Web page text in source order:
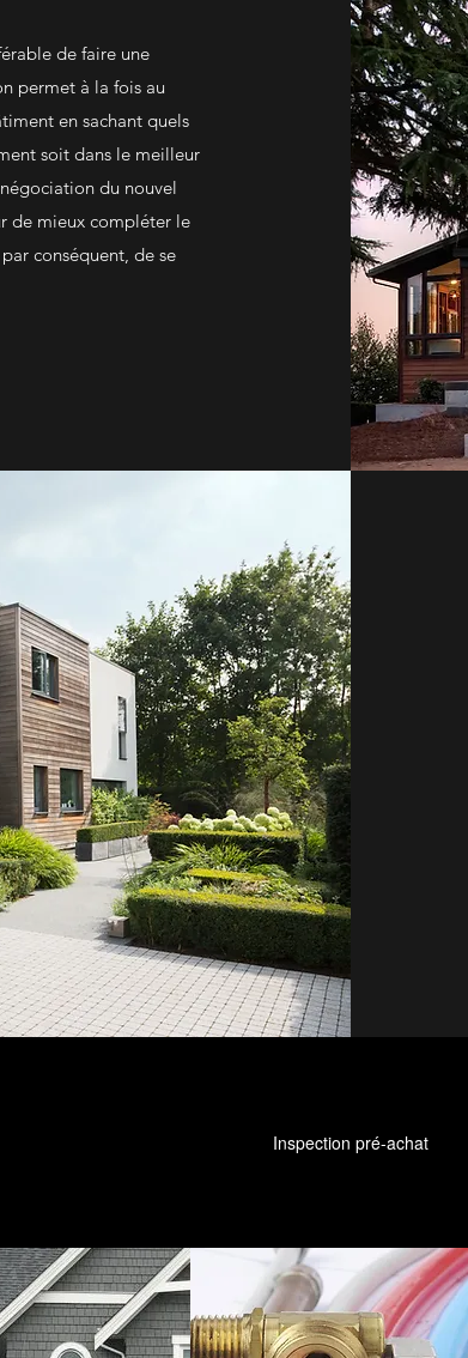
de faire une
permet à la fois au
en sachant quels
soit dans le meilleur
du nouvel
de mieux compléter le
conséquent, de se
Inspection pré-achat